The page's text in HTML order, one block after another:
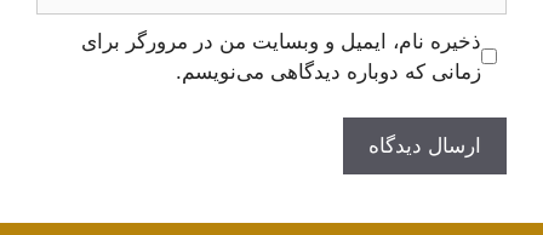
ذخیره نام، ایمیل و وبسایت من در مرورگر برای
زمانی که دوباره دیدگاهی می‌نویسم.